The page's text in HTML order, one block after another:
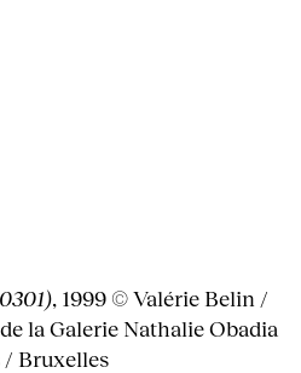
, 1999 © Valérie Belin /
la Galerie Nathalie Obadia
/ Bruxelles